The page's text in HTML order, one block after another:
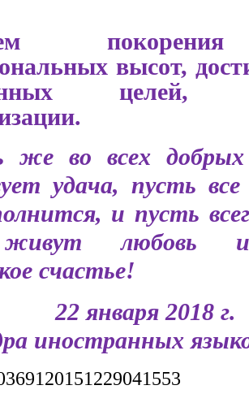
высот,
целей,
жевовсех
удача, пусть
, ипусть
живутлюбовь
счастье!
22 января
иностранных